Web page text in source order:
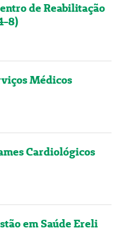
de Reabilitação
8)
Médicos
Cardiológicos
em Saúde Ereli